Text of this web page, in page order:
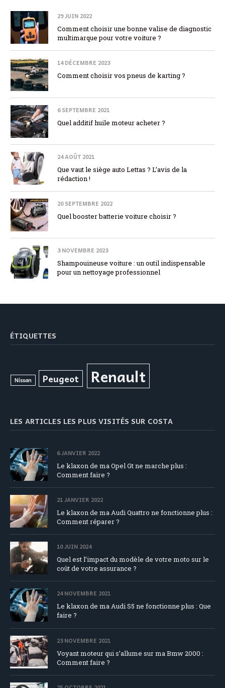
29 JUIN 2022
Comment choisir une bonne valise de diagnostic
multimarque pour votre voiture ?
14 DÉCEMBRE 2023
Comment choisir vos pneus de karting ?
6 SEPTEMBRE 2021
Quel additif huile moteur acheter ?
24 AOÛT 2021
Que vaut le siège auto Lettas ? L’avis de la
rédaction !
20 SEPTEMBRE 2022
Quel booster batterie voiture choisir ?
3 NOVEMBRE 2023
Shampouineuse voiture : un outil indispensable
pour un nettoyage professionnel
ÉTIQUETTES
Nissan Peugeot Renault
LES ARTICLES LES PLUS VISITÉS SUR COSTA
6 JANVIER 2022
Le klaxon de ma Opel Gt ne marche plus :
Comment faire ?
21 JANVIER 2022
Le klaxon de ma Audi Quattro ne fonctionne plus :
Comment réparer ?
10 JUIN 2024
Quel est l’impact du modèle de votre moto sur le
coût de votre assurance ?
24 NOVEMBRE 2021
Le klaxon de ma Audi S5 ne fonctionne plus : Que
faire ?
23 NOVEMBRE 2021
Voyant moteur qui s’allume sur ma Bmw 2000 :
Comment faire ?